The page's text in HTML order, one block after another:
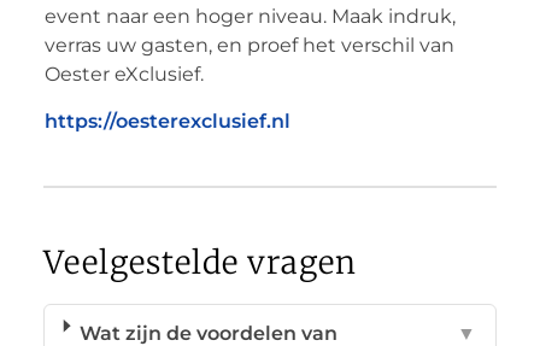
event naar een hoger niveau. Maak indruk,
verras uw gasten, en proef het verschil van
Oester eXclusief.
https://oesterexclusief.nl
Veelgestelde vragen
Wat zijn de voordelen van
▼